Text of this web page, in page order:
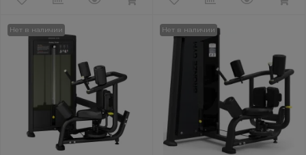
Нет в наличии Нет в наличии